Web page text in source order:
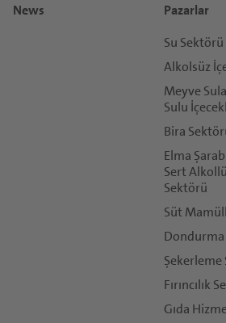
News
Pazarlar
Su Sektörü
Alkolsüz
Meyve
Sulu
Bira
Elma
Sert
Sektörü
Süt
Şekerleme
Fırıncılık
Gıda